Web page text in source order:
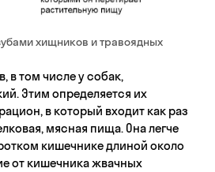
хищников и травоядных
в том числе у собак,
Этим определяется их
в который входит как раз
мясная пища. Она легче
кишечнике длиной около
от кишечника жвачных